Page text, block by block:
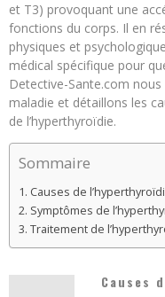
et T3) provoquant une
fonctions du corps. Il en
physiques et
médical spécifique pour
Detective-Sante.com
maladie et détaillons les
de l’hyperthyroïdie.
Sommaire
Causes de
Symptômes de
Traitement de
Causes